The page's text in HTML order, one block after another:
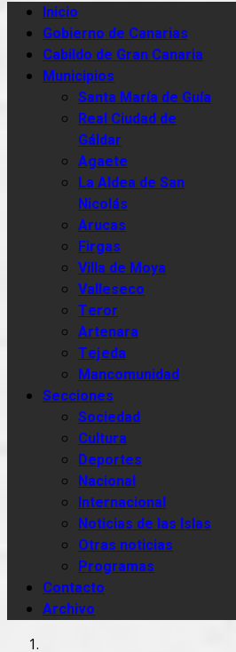
Inicio
Gobierno de Canarias
Cabildo de Gran Canaria
Municipios
Santa María de Guía
Real Ciudad de
Gáldar
Agaete
La Aldea de San
Nicolás
Arucas
Firgas
Villa de Moya
Valleseco
Teror
Artenara
Tejeda
Mancomunidad
Secciones
Sociedad
Cultura
Deportes
Nacional
Internacional
Noticias de las Islas
Otras noticias
Programas
Contacto
Archivo